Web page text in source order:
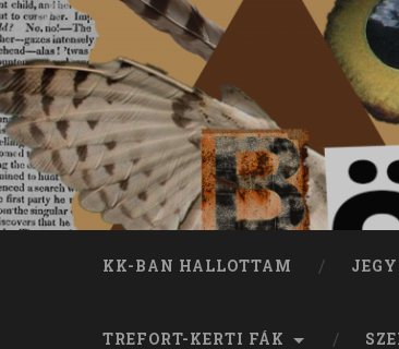
KK-BAN HALLOTTAM
TREFORT-KERTI FÁK